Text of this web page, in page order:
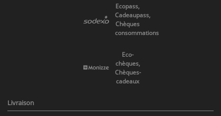
Ecopass,
Cadeaupass,
Chèques
consommations
Eco-
chèques,
Chèques-
cadeaux
Livraison